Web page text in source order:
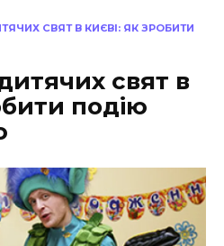
СВЯТ В КИЄВІ: ЯК ЗРОБИТИ
свят в
подію